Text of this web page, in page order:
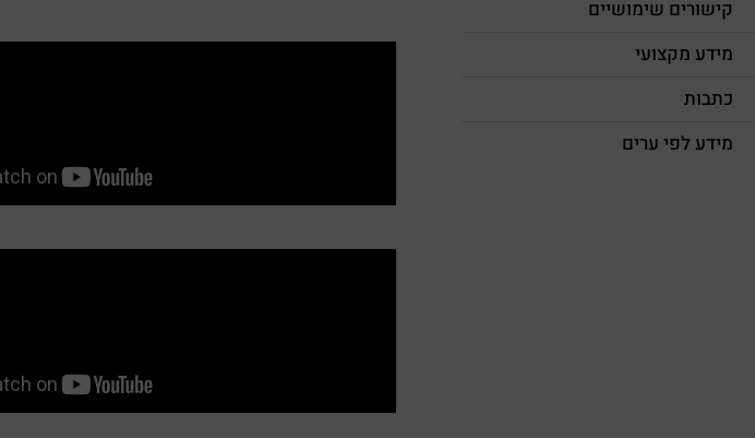
קישורים שימושיים
מידע מקצועי
כתבות
מידע לפי ערים